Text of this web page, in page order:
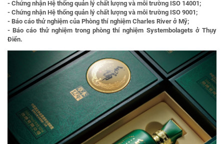
- Chứng nhận Hệ thống quản lý chất lượng và môi trường ISO 14001;
- Chứng nhận Hệ thống quản lý chất lượng và môi trường ISO 9001;
- Báo cáo thử nghiệm của Phòng thí nghiệm Charles River ở Mỹ;
- Báo cáo thử nghiệm trong phòng thí nghiệm Systembolagets ở Thụy
Điển.